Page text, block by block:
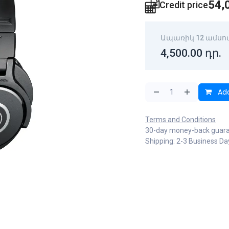
Credit price
Ապառիկ 12
4,500.00 դր.
Terms and Conditions
30-day money-back
Shipping: 2-3 Business